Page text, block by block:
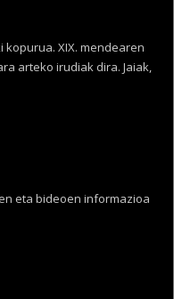
kopurua. XIX. mendearen
arteko irudiak dira. Jaiak,
eta bideoen informazioa